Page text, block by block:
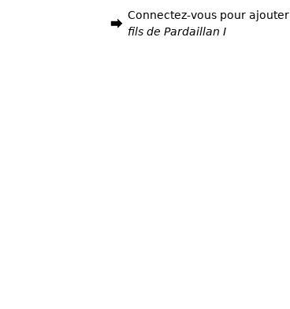
Connectez-vous pour
fils de Pardaillan I